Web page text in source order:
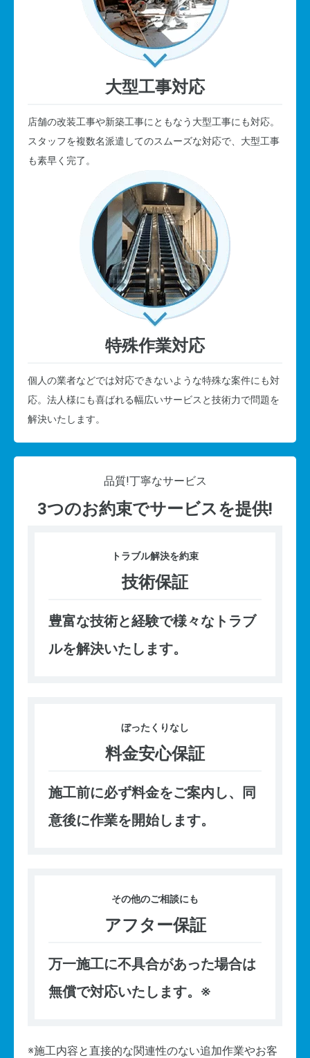
大型工事対応
店舗の改装工事や新築工事にともなう大型工事にも対応。
スタッフを複数名派遣してのスムーズな対応で、大型工事
も素早く完了。
特殊作業対応
個人の業者などでは対応できないような特殊な案件にも対
応。法人様にも喜ばれる幅広いサービスと技術力で問題を
解決いたします。
品質!丁寧なサービス
3つのお約束でサービスを提供!
トラブル解決を約束
技術保証
豊富な技術と経験で様々なトラブ
ルを解決いたします。
ぼったくりなし
料金安心保証
施工前に必ず料金をご案内し、同
意後に作業を開始します。
その他のご相談にも
アフター保証
万一施工に不具合があった場合は
無償で対応いたします。※
※施工内容と直接的な関連性のない追加作業やお客